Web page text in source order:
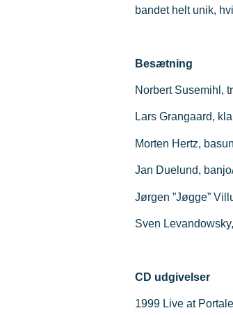
bandet helt unik,
Besætning
Norbert Susemihl,
Lars Grangaard,
Morten Hertz,
Jan Duelund,
Jørgen ”Jøgge”
Sven
CD udgivelser
1999 Live at